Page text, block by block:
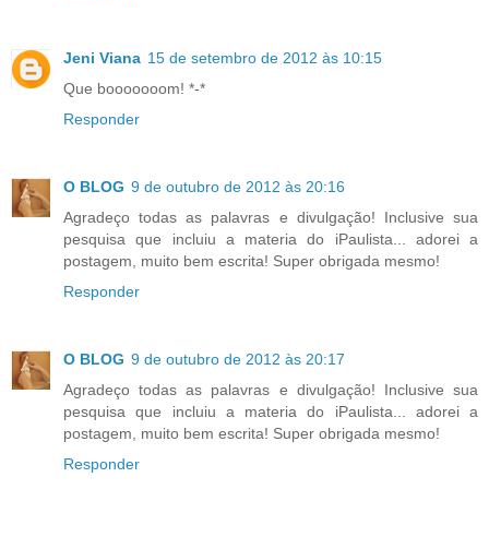
Jeni Viana 15 de setembro de 2012 às 10:15
Que booooooom! *-*
Responder
O BLOG 9 de outubro de 2012 às 20:16
Agradeço todas as palavras e divulgação! Inclusive sua
pesquisa que incluiu a materia do iPaulista... adorei a
postagem, muito bem escrita! Super obrigada mesmo!
Responder
O BLOG 9 de outubro de 2012 às 20:17
Agradeço todas as palavras e divulgação! Inclusive sua
pesquisa que incluiu a materia do iPaulista... adorei a
postagem, muito bem escrita! Super obrigada mesmo!
Responder